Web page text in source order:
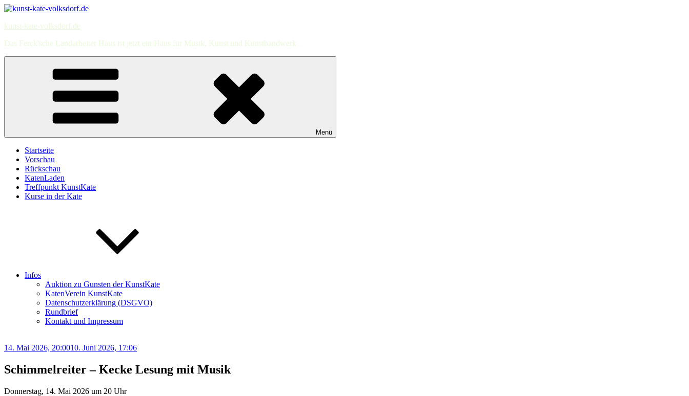
Zum
springen
kunst-kate-volksdorf.de
Das Ferck'sche Landarbeiter Haus ist jetzt ein Haus für Musik, Kunst und Kunsthandwerk
Menü
Startseite
Vorschau
Rückschau
KatenLaden
Treffpunkt KunstKate
Kurse in der Kate
Infos
Auktion zu Gunsten der KunstKate
KatenVerein KunstKate
Datenschutzerklärung (DSGVO)
Rundbrief
Kontakt und Impressum
Veröffentlicht
14. Mai 2026, 20:0010. Juni 2026, 17:06
Schimmelreiter – Kecke Lesung mit Musik
Donnerstag, 14. Mai 2026 um 20 Uhr